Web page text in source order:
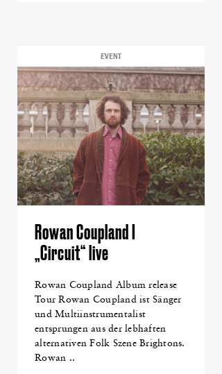
EVENT
Rowan Coupland I
„Circuit“ live
Rowan Coupland Album release
Tour Rowan Coupland ist Sänger
und Multiinstrumentalist
entsprungen aus der lebhaften
alternativen Folk Szene Brightons.
Rowan ..